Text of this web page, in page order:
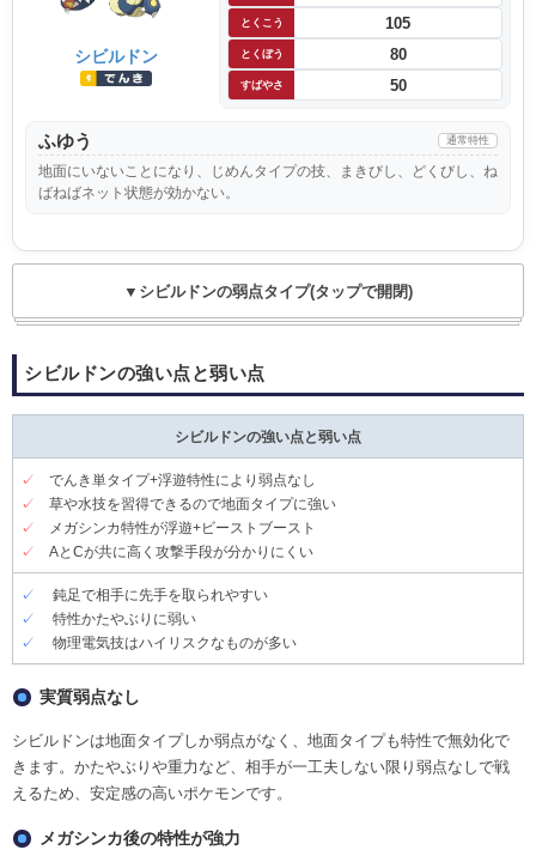
シビルドン
とくこう 105
とくぼう 80
すばやさ 50
ふゆう 通常特性
地面にいないことになり、じめんタイプの技、まきびし、どくびし、ね
ばねばネット状態が効かない。
▼シビルドンの弱点タイプ(タップで開閉)
シビルドンの強い点と弱い点
シビルドンの強い点と弱い点
✓ でんき単タイプ+浮遊特性により弱点なし
✓ 草や水技を習得できるので地面タイプに強い
✓
メガシンカ特性が浮遊+ビーストブースト
✓ AとCが共に高く攻撃手段が分かりにくい
✓ 鈍足で相手に先手を取られやすい
✓ 特性かたやぶりに弱い
✓ 物理電気技はハイリスクなものが多い
実質弱点なし
シビルドンは地面タイプしか弱点がなく、地面タイプも特性で無効化で
きます。かたやぶりや重力など、相手が一工夫しない限り弱点なしで戦
えるため、安定感の高いポケモンです。
メガシンカ後の特性が強力